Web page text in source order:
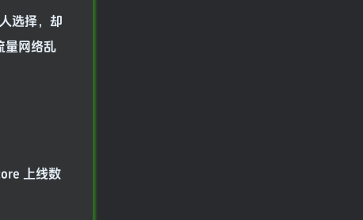
选择，却
量网络乱
上线数